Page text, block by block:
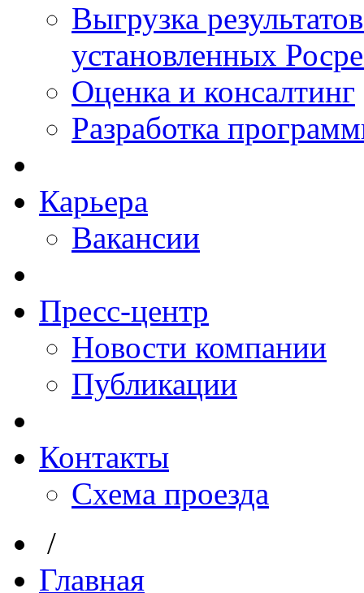
Выгрузка
установленных
Оценка и консалтинг
Разработка
Карьера
Вакансии
Пресс-центр
Новости компании
Публикации
Контакты
Схема проезда
/
Главная